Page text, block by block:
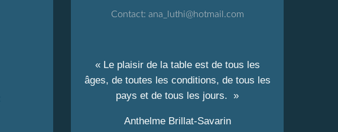
Contact: ana_luthi@hotmail.com
« Le plaisir de la table est de tous les
âges, de toutes les conditions, de tous les
pays et de tous les jours. »
Anthelme Brillat-Savarin